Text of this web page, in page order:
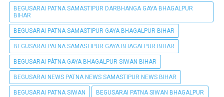
BEGUSARAI PATNA SAMASTIPUR DARBHANGA GAYA BHAGALPUR
BIHAR
BEGUSARAI PATNA SAMASTIPUR GAYA BHAGALPUR BIHAR
BEGUSARAI PATNA SAMASTIPUR GAYA BHAGALPUR BIHAR
BEGUSARAI PÀTNA GAYA BHAGALPUR SIWAN BIHAR
BEGUSARAI NEWS PATNA NEWS SAMASTIPUR NEWS BIHAR
BEGUSARAI PATNA SIWAN BEGUSARAI PATNA SIWAN BHAGALPUR